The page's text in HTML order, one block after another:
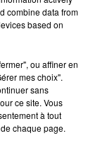
cette
jusqu'à
de...
combine data from
based on
ou affiner en
mes choix".
sans
ce site. Vous
à tout
chaque page.